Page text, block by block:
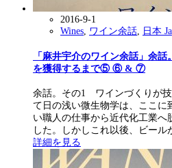
2016-9-1
Wines, ワイン余話, 日本
「麻井宇介のワイン余話」余
を獲得するまで⑤ ⑥ & ⑦
余話。その1 ワインづくりが
て日の浅い微生物学は、ここに
い職人の仕事から近代化工業
した。しかしこれ以後、ビー
詳細を見る